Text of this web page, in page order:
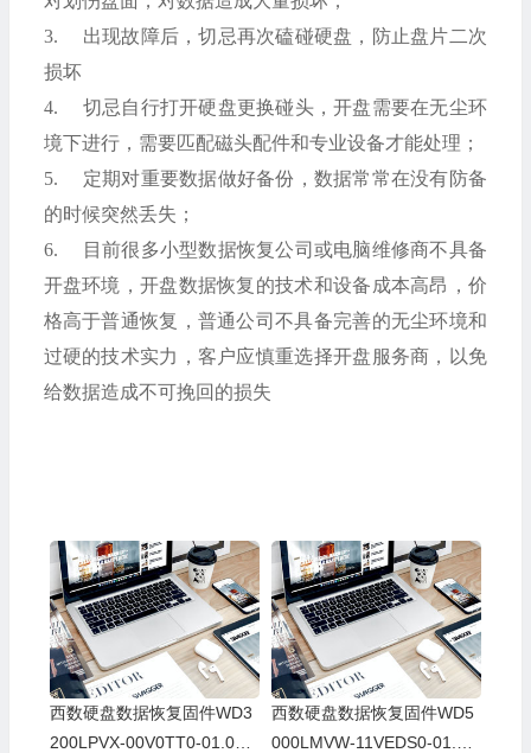
3. 出现故障后，切忌再次磕碰硬盘，防止盘片二次
损坏
4. 切忌自行打开硬盘更换碰头，开盘需要在无尘环
境下进行，需要匹配磁头配件和专业设备才能处理；
5. 定期对重要数据做好备份，数据常常在没有防备
的时候突然丢失；
6. 目前很多小型数据恢复公司或电脑维修商不具备
开盘环境，开盘数据恢复的技术和设备成本高昂，价
格高于普通恢复，普通公司不具备完善的无尘环境和
过硬的技术实力，客户应慎重选择开盘服务商，以免
给数据造成不可挽回的损失
西数硬盘数据恢复固件WD3
200LPVX-00V0TT0-01.01A
西数硬盘数据恢复固件WD5
000LMVW-11VEDS0-01.01